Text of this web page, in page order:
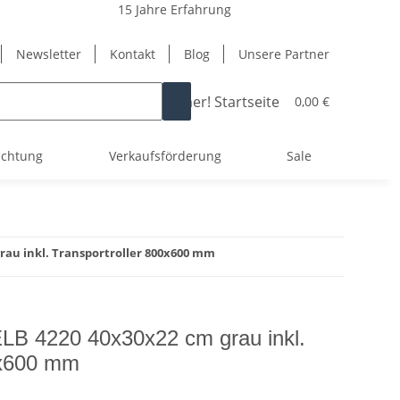
15 Jahre Erfahrung
Newsletter Kontakt Blog Unsere Partner
0,00 €
Verkaufsförderung Sale
inkl. Transportroller 800x600 mm
4220 40x30x22 cm grau inkl.
mm